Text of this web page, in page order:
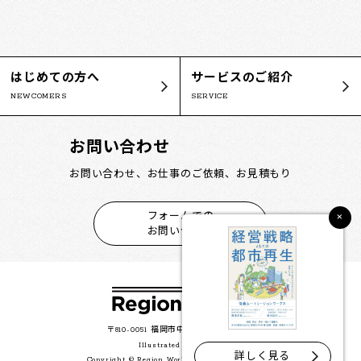
×
詳しく見る
はじめての方へ
NEWCOMERS
サービスのご紹介
SERVICE
お問い合わせ
お問い合わせ、お仕事のご依頼、お見積もり
フォームでの
お問い合わせ
〒810-0051 福岡市中央区大濠公園2-35
Illustrated by 本村 誠